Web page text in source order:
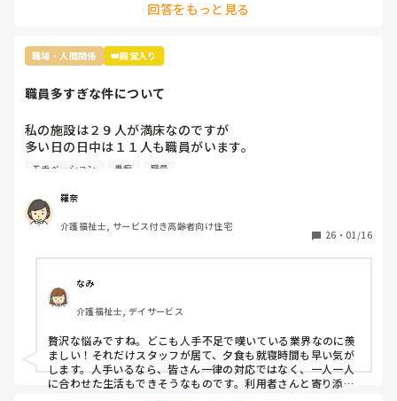
回答をもっと見る
職場・人間関係 👑殿堂入り
職員多すぎな件について
私の施設は２９人が満床なのですが
多い日の日中は１１人も職員がいます。
なので暇すぎて仕事内容がないです。
掃除担当がされるのですが、介護側の職員のすることもない
ため廊下の掃除や壁拭き、手すり消毒などの掃除をしていま
す。
と思う仕事内容ってありますか？
不満なのは16時までの勤務の職員が多いので、16時〜18時
は2人です。17時夕食が提供されるのですが
早く食べてもらって18時までには全員寝てもらうんです。
モチベーション 愚痴 職員
羅奈
介護福祉士, サービス付き高齢者向け住宅
26 ・ 01/16
なみ
介護福祉士, デイサービス
贅沢な悩みですね。どこも人手不足で嘆いている業界なのに羨
ましい！それだけスタッフが居て、夕食も就寝時間も早い気が
します。人手いるなら、皆さん一律の対応ではなく、一人一人
に合わせた生活もできそうなものです。利用者さんと寄り添っ